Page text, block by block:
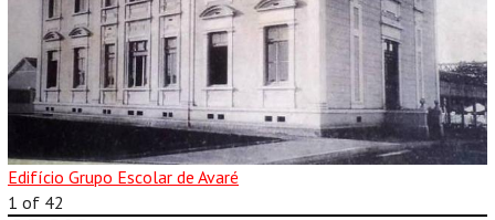
Edifício Grupo Escolar de Avaré
1 of 42